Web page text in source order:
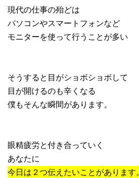
現代の仕事の殆どは
パソコンやスマートフォンなど
モニターを使って行うことが多い
そうすると目がショボショボして
目が開けるのも辛くなる
僕もそんな瞬間があります。
眼精疲労と付き合っていく
あなたに
今日は２つ伝えたいことがあります。